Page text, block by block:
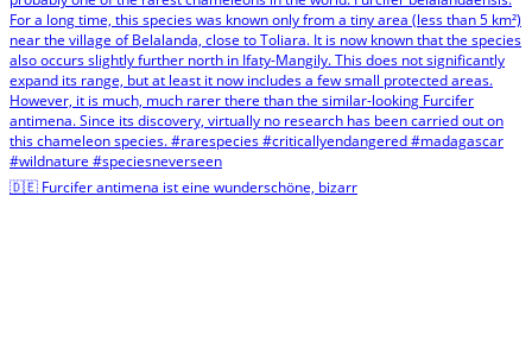
🇩🇪 Furcifer antimena ist eine wunderschöne, bizarr